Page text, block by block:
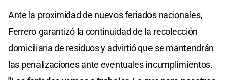
Ante la proximidad de nuevos feriados nacionales,
Ferrero garantizó la continuidad de la recolección
domiciliaria de residuos y advirtió que se mantendrán
las penalizaciones ante eventuales incumplimientos.